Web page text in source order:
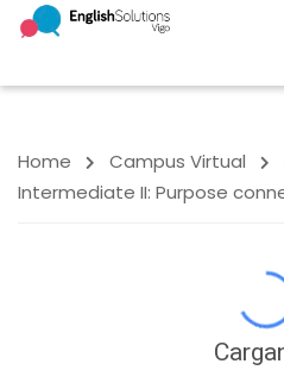
Home Campus Virtual
Intermediate II: Purpose